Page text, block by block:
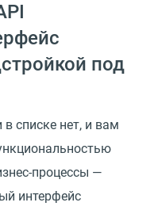
под
списке нет, и вам
процессы —
интерфейс